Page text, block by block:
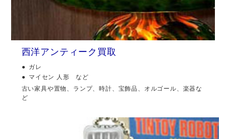
西洋アンティーク買取
ガレ
マイセン 人形 など
古い家具や置物、ランプ、時計、宝飾品、オルゴール、楽器な
ど